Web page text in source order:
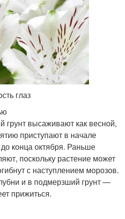
глаз
грунт высаживают как весной,
приступают в начале
конца октября. Раньше
поскольку растение может
с наступлением морозов.
и в подмерзший грунт —
прижиться.